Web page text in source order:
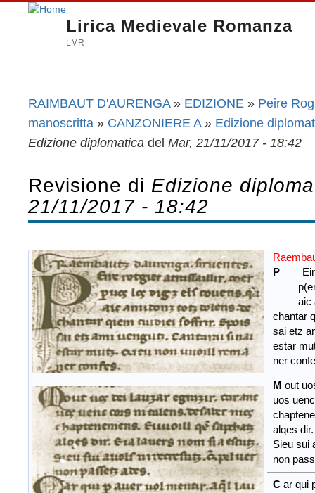
Lirica Medievale Romanza
LMR
Tu sei qui
RAIMBAUT D'AURENGA» EDIZIONE » Peire
manoscritta » CANZONIERE A» Edizione
Edizione diplomatica del Mar, 21/11/2017 - 18:42
Revisione di Edizione
21/11/2017 - 18:42
P
p(er)
aic
chantar
sai etz
estar
ner
M out
uos
alqes
Sieu sui
non
C ar qui